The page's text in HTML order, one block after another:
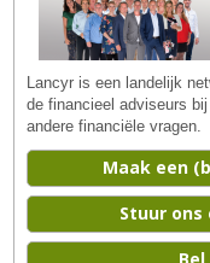
Lancyr is een landelijk
de financieel adviseurs
andere financiële vragen.
Maak een
Stuur ons